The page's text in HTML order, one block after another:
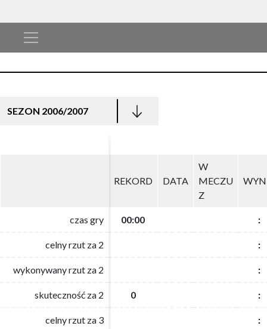
SEZON 2006/2007
REKORD DATA
W
MECZU
Z
czas gry 00:00 :
celny rzut za 2 :
wykonywany rzut za 2 :
skuteczność za 2 0 :
celny rzut za 3 :
REKORD DATA
W
MECZU
Z
czas gry 00:00 :
celny rzut za 2 :
wykonywany rzut za 2 :
skuteczność za 2 0 :
celny rzut za 3 :